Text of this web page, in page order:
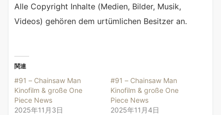
Alle Copyright Inhalte (Medien, Bilder, Musik,
Videos) gehören dem urtümlichen Besitzer an.
関連
#91 – Chainsaw Man
Kinofilm & große One
Piece News
2025年11月3日
#91 – Chainsaw Man
Kinofilm & große One
Piece News
2025年11月4日